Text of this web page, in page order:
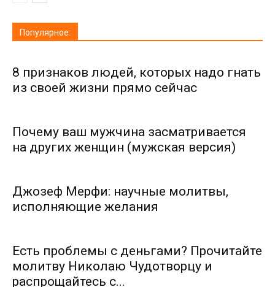
Популярное:
8 признаков людей, которых надо гнать
из своей жизни прямо сейчас
Почему ваш мужчина засматривается
на других женщин (мужская версия)
Джозеф Мерфи: научные молитвы,
исполняющие желания
Есть проблемы с деньгами? Прочитайте
молитву Николаю Чудотворцу и
распрощайтесь с...